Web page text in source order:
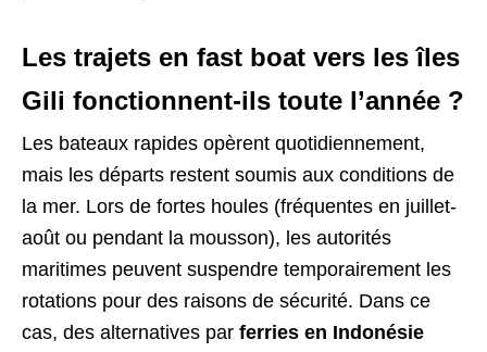
Les trajets en fast boat vers les îles
Gili fonctionnent-ils toute l’année ?
Les bateaux rapides opèrent quotidiennement,
mais les départs restent soumis aux conditions de
la mer. Lors de fortes houles (fréquentes en juillet-
août ou pendant la mousson), les autorités
maritimes peuvent suspendre temporairement les
rotations pour des raisons de sécurité. Dans ce
cas, des alternatives par ferries en Indonésie